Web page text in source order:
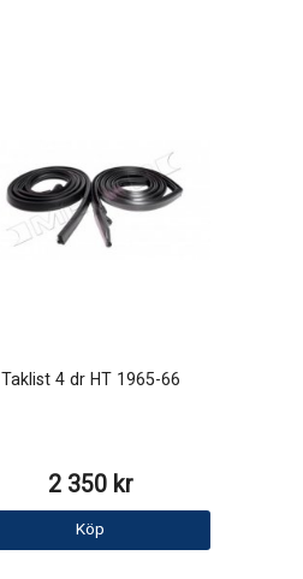
Taklist 4 dr HT 1965-66
2 350 kr
Köp